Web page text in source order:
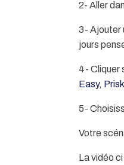
2- Aller
3- Ajouter
jours
4- Cliquer
Easy,
5-
Votre
La vidéo